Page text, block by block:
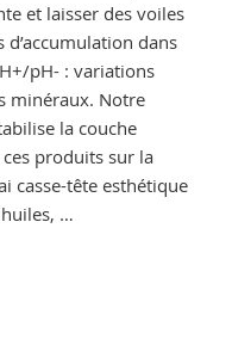
et laisser des voiles
dans
pH- : variations
minéraux. Notre
la couche
produits sur la
casse-tête esthétique
…